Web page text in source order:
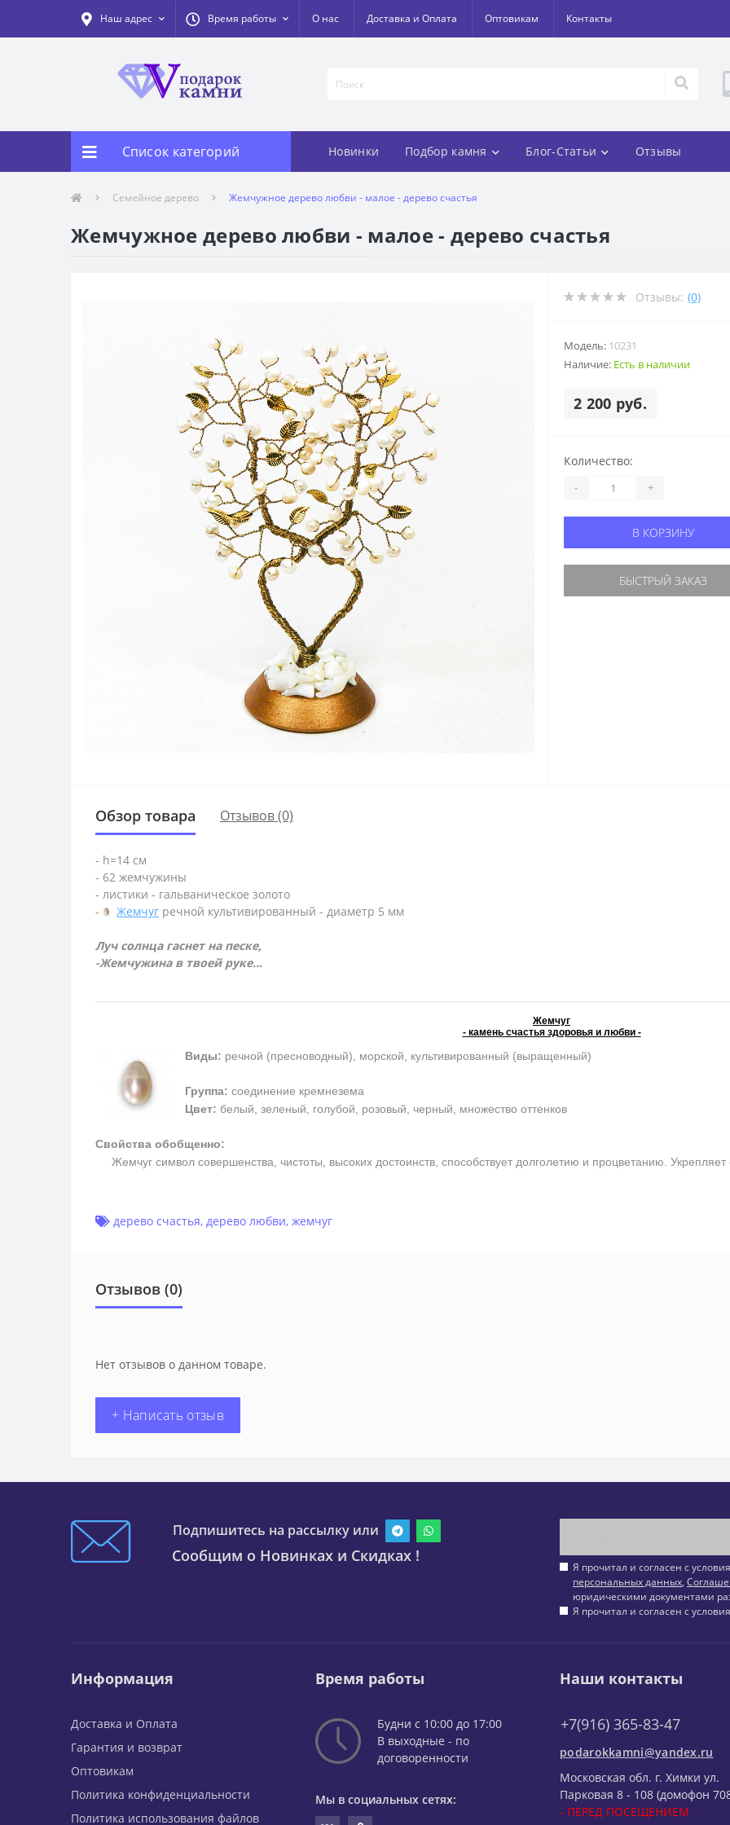
Наш адрес Время работы О нас Доставка и Оплата Оптовикам Контакты
Список категорий Новинки Подбор камня Блог-Статьи Отзывы
Семейное дерево Жемчужное дерево любви - малое - дерево счастья
Жемчужное дерево любви - малое - дерево счастья
Отзывы: (0)
Модель: 10231
Наличие: Есть в наличии
2 200 руб.
Количество:
- +
В КОРЗИНУ
БЫСТРЫЙ ЗАКАЗ
Обзор товара Отзывов (0)
- h=14 см
- 62 жемчужины
- листики - гальваническое золото
-
Жемчуг речной культивированный - диаметр 5 мм
Луч солнца гаснет на песке,
-Жемчужина в твоей руке...
Жемчуг
- камень счастья здоровья и любви -
Виды: речной (пресноводный), морской, культивированный (выращенный)
Группа: соединение кремнезема
Цвет: белый, зеленый, голубой, розовый, черный, множество оттенков
Свойства обобщенно:
Жемчуг символ совершенства, чистоты, высоких достоинств, способствует долголетию и процветанию.
дерево счастья, дерево любви, жемчуг
Отзывов (0)
Нет отзывов о данном товаре.
+ Написать отзыв
Подпишитесь на рассылку или
Сообщим о Новинках и Скидках !
Я прочитал и согласен с
персональных данных,
юридическими документами
Я прочитал и согласен с
Информация
Доставка и Оплата
Гарантия и возврат
Оптовикам
Политика конфиденциальности
Политика использования файлов
Время работы
Будни с 10:00 до 17:00
В выходные - по
договоренности
Мы в социальных сетях:
Наши контакты
+7(916) 365-83-47
podarokkamni@yandex.ru
Московская обл. г. Химки ул.
Парковая 8 - 108 (домофон
- ПЕРЕД ПОСЕЩЕНИЕМ